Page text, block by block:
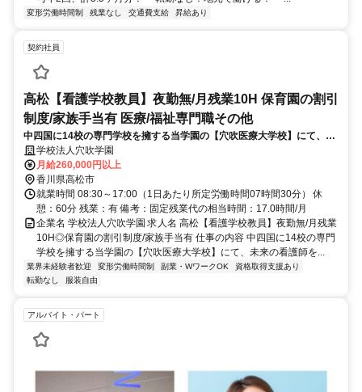
変形労働時間制 残業なし 交通費支給 昇給あり
契約社員
高松【看護学校教員】夜勤無/月残業10H 保育園の割引
制度/家族手当有 医療/福祉専門職その他
中四国に14校の専門学校を擁する当学園の【穴吹医療大学校】にて、未
来の看護師を育てる、看護学教員のお仕事をお任せします。◎シラバス
に基づいた授業を行うので、指導案等を一から考えて頂く必要は有りま
せん！
学校法人穴吹学園
月給260,000円以上
香川県高松市
就業時間 08:30～17:00（1日あたり所定労働時間07時間30分） 休
憩：60分 残業：有 備考：固定残業代の相当時間：17.0時間/月
企業名 学校法人穴吹学園 求人名 高松【看護学校教員】夜勤無/月残業
10H◎保育園の割引制度/家族手当有 仕事の内容 中四国に14校の専門
学校を擁する当学園の【穴吹医療大学校】にて、未来の看護師を...
業界未経験者歓迎 変形労働時間制 副業・WワークOK
資格取得支援あり
転勤なし
服装自由
アルバイト・パート